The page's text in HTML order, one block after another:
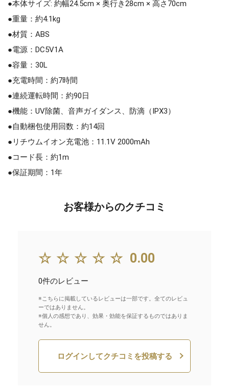
●本体サイズ: 約幅24.5cm × 奥行き28cm × 高さ70cm
●重量：約4.1kg
●材質：ABS
●電源：DC5V1A
●容量：30L
●充電時間：約7時間
●連続運転時間：約90日
●機能：UV除菌、音声ガイダンス、防滴（IPX3）
●自動梱包使用回数：約14回
●リチウムイオン充電池：11.1V 2000mAh
●コード長：約1m
●保証期間：1年
お客様からのクチコミ
☆☆☆☆☆ 0.00
0件のレビュー
※こちらに掲載しているレビューは一部です。全てのレビュ
ーではありません。
※個人の感想であり、効果・効能を保証するものではありま
せん。
ログインしてクチコミを投稿する